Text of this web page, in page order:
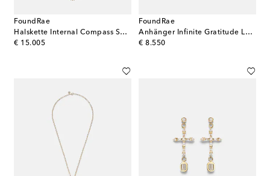
FoundRae
Halskette Internal Compass Small aus 18kt Gelbgold mit Diamanten
€ 15.005
original price
FoundRae
Anhänger Infinite Gratitude Large aus 18kt Gelbgold mit Diamanten
€ 8.550
original price